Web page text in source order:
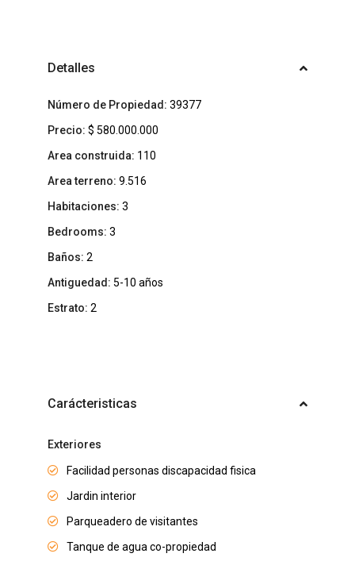
Detalles
Número de Propiedad: 39377
Precio: $ 580.000.000
Area construida: 110
Area terreno: 9.516
Habitaciones: 3
Bedrooms: 3
Baños: 2
Antiguedad: 5-10 años
Estrato: 2
Carácteristicas
Exteriores
Facilidad personas discapacidad fisica
Jardin interior
Parqueadero de visitantes
Tanque de agua co-propiedad